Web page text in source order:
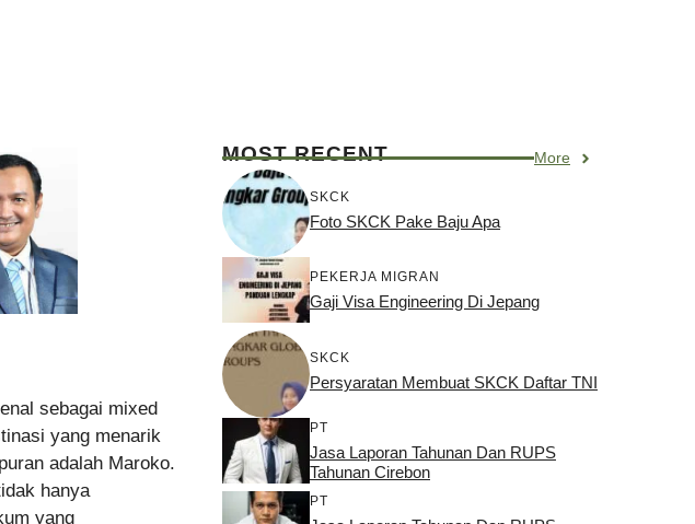
sebagai mixed
yang menarik
adalah Maroko.
hanya
yang
MOST RECENT More
SKCK
Foto SKCK Pake Baju Apa
PEKERJA MIGRAN
Gaji Visa Engineering Di Jepang
SKCK
Persyaratan Membuat SKCK Daftar TNI
PT
Jasa Laporan Tahunan Dan RUPS
Tahunan Cirebon
PT